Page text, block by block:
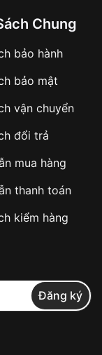
hàng hoặc
chóng
mong
Chung
bảo hành
bảo mật
vận chuyển
đổi trả
mua hàng
thanh toán
kiểm hàng
Đăng ký